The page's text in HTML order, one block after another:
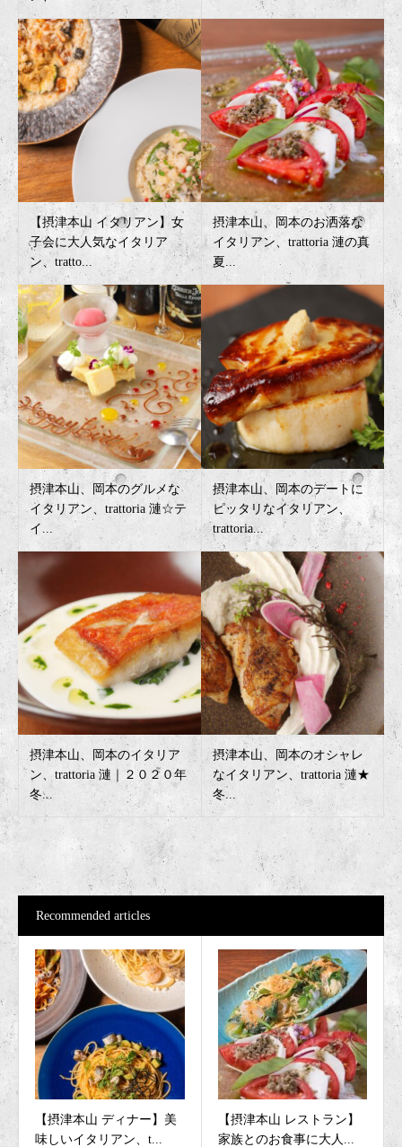
【摂津本山 イタリアン】女
子会に大人気なイタリア
ン、tratto...
摂津本山、岡本のお洒落な
イタリアン、trattoria 漣の真
夏...
摂津本山、岡本のグルメな
イタリアン、trattoria 漣☆テ
イ...
摂津本山、岡本のデートに
ピッタリなイタリアン、
trattoria...
摂津本山、岡本のイタリア
ン、trattoria 漣｜２０２０年
冬...
摂津本山、岡本のオシャレ
なイタリアン、trattoria 漣★
冬...
Recommended articles
【摂津本山 ディナー】美
味しいイタリアン、t...
【摂津本山 レストラン】
家族とのお食事に大人...